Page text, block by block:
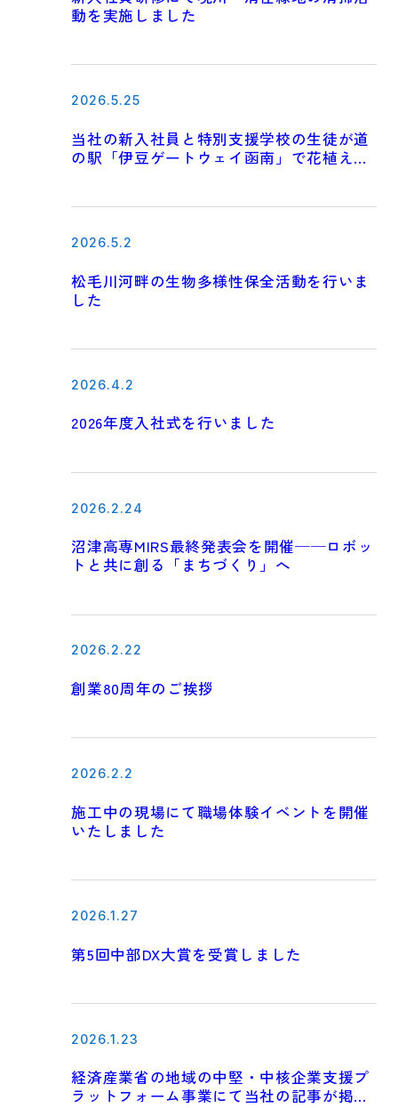
動を実施しました
2026.5.25
当社の新入社員と特別支援学校の生徒が道
の駅「伊豆ゲートウェイ函南」で花植えを
2026.5.2
松毛川河畔の生物多様性保全活動を行いま
した
2026.4.2
2026年度入社式を行いました
2026.2.24
沼津高専MIRS最終発表会を開催──ロボッ
トと共に創る「まちづくり」へ
2026.2.22
創業80周年のご挨拶
2026.2.2
施工中の現場にて職場体験イベントを開催
いたしました
2026.1.27
第5回中部DX大賞を受賞しました
2026.1.23
経済産業省の地域の中堅・中核企業支援プ
ラットフォーム事業にて当社の記事が掲載